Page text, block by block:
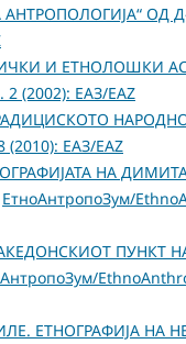
АНТРОПОЛОГИЈА“ ОД
И ЕТНОЛОШКИ
(2002): ЕАЗ/EAZ
ЕАЗ/EAZ
НА
ЕтноАнтропоЗум/
ПУНКТ
ЕТНОГРАФИЈА НА